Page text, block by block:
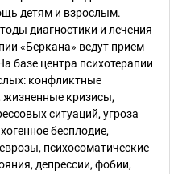
детям и взрослым.
диагностики и лечения
«Беркана» ведут прием
базе центра психотерапии
конфликтные
жизненные кризисы,
ситуаций, угроза
бесплодие,
психосоматические
депрессии, фобии,